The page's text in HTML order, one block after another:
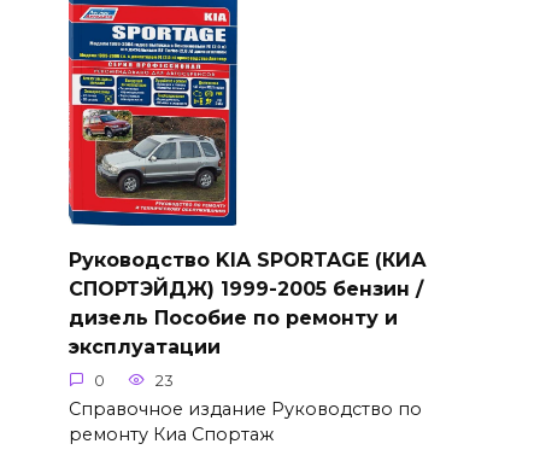
Руководство KIA SPORTAGE (КИА
СПОРТЭЙДЖ) 1999-2005 бензин /
дизель Пособие по ремонту и
эксплуатации
0 23
Справочное издание Руководство по
ремонту Киа Спортаж